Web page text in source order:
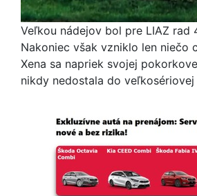
Veľkou nádejov bol pre LIAZ rad
Nakoniec však vzniklo len niečo
Xena sa napriek svojej
nikdy nedostala do veľkosériovej